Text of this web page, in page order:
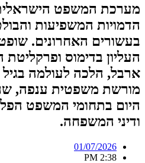
מערכת המשפט
הדמויות המשפיעות
בעשורים האחרונים.
העליון בדימוס
מורשת משפטית ענפה,
היום בתחומי המשפט
ודיני המשפחה.
01/07/2026
2:38 PM